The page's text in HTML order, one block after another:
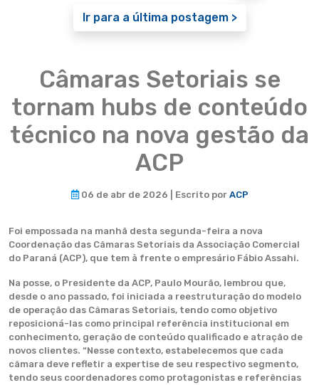
Ir para a última postagem >
Câmaras Setoriais se
tornam hubs de conteúdo
técnico na nova gestão da
ACP
06 de abr de 2026 | Escrito por ACP
Foi empossada na manhã desta segunda-feira a nova
Coordenação das Câmaras Setoriais da Associação Comercial
do Paraná (ACP), que tem à frente o empresário Fábio Assahi.
Na posse, o Presidente da ACP, Paulo Mourão, lembrou que,
desde o ano passado, foi iniciada a reestruturação do modelo
de operação das Câmaras Setoriais, tendo como objetivo
reposicioná-las como principal referência institucional em
conhecimento, geração de conteúdo qualificado e atração de
novos clientes. “Nesse contexto, estabelecemos que cada
câmara deve refletir a expertise de seu respectivo segmento,
tendo seus coordenadores como protagonistas e referências